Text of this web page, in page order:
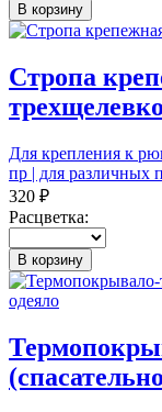
В корзину
Стропа
Для крепления к
пр | для различных
320 ₽
Расцветка:
В корзину